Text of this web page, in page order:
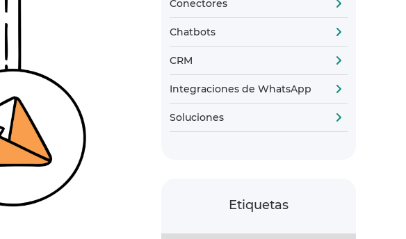
Conectores
Chatbots
CRM
Integraciones de WhatsApp
Soluciones
Etiquetas